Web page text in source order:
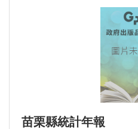
苗栗縣統計年報